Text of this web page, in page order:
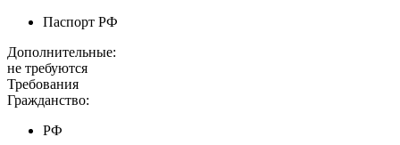
Паспорт РФ
Дополнительные:
не требуются
Требования
Гражданство:
РФ